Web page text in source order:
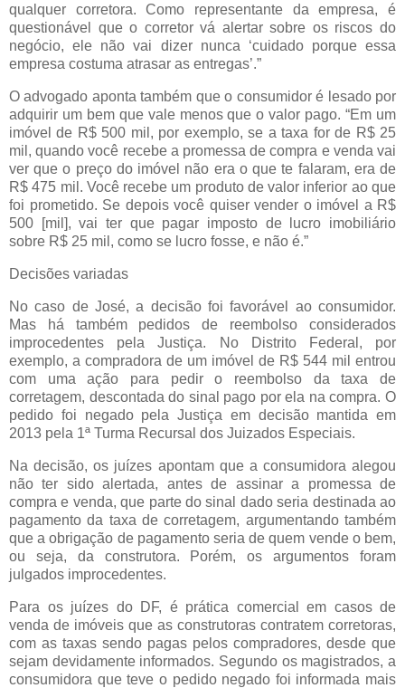
qualquer corretora. Como representante da empresa, é
questionável que o corretor vá alertar sobre os riscos do
negócio, ele não vai dizer nunca ‘cuidado porque essa
empresa costuma atrasar as entregas’.”
O advogado aponta também que o consumidor é lesado por
adquirir um bem que vale menos que o valor pago. “Em um
imóvel de R$ 500 mil, por exemplo, se a taxa for de R$ 25
mil, quando você recebe a promessa de compra e venda vai
ver que o preço do imóvel não era o que te falaram, era de
R$ 475 mil. Você recebe um produto de valor inferior ao que
foi prometido. Se depois você quiser vender o imóvel a R$
500 [mil], vai ter que pagar imposto de lucro imobiliário
sobre R$ 25 mil, como se lucro fosse, e não é.”
Decisões variadas
No caso de José, a decisão foi favorável ao consumidor.
Mas há também pedidos de reembolso considerados
improcedentes pela Justiça. No Distrito Federal, por
exemplo, a compradora de um imóvel de R$ 544 mil entrou
com uma ação para pedir o reembolso da taxa de
corretagem, descontada do sinal pago por ela na compra. O
pedido foi negado pela Justiça em decisão mantida em
2013 pela 1ª Turma Recursal dos Juizados Especiais.
Na decisão, os juízes apontam que a consumidora alegou
não ter sido alertada, antes de assinar a promessa de
compra e venda, que parte do sinal dado seria destinada ao
pagamento da taxa de corretagem, argumentando também
que a obrigação de pagamento seria de quem vende o bem,
ou seja, da construtora. Porém, os argumentos foram
julgados improcedentes.
Para os juízes do DF, é prática comercial em casos de
venda de imóveis que as construtoras contratem corretoras,
com as taxas sendo pagas pelos compradores, desde que
sejam devidamente informados. Segundo os magistrados, a
consumidora que teve o pedido negado foi informada mais